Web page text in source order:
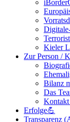
Kieler
Zur Person /
Bilanz
Das
Kontakt
Erfolge💪
Transparenz